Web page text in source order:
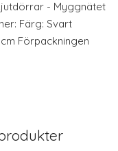
- Myggnätet
Färg: Svart
Förpackningen